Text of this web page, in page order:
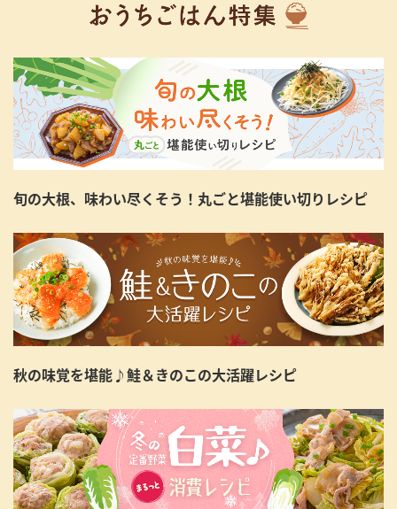
旬の大根、味わい尽くそう！丸ごと堪能使い切りレシピ
秋の味覚を堪能♪鮭＆きのこの大活躍レシピ